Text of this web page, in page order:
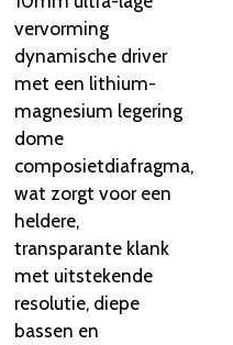
vervorming
dynamische driver
met een lithium-
magnesium legering
dome
composietdiafragma,
wat zorgt voor een
heldere,
transparante klank
met uitstekende
resolutie, diepe
bassen en